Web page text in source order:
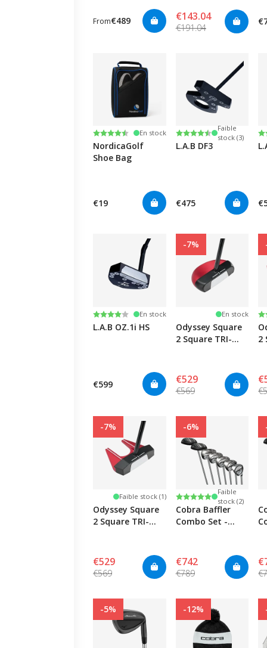
From€489 €143.04
€191.04
Note:
4.3 sur 5 étoiles
En stock
NordicaGolf
Shoe Bag
€19
Note:
4.5 sur 5 étoiles
Faible
stock (3)
L.A.B DF3
€475
Note:
4.0 sur 5 étoiles
En stock
L.A.B OZ.1i HS
€599
-7%
En stock
Odyssey Square
2 Square TRI-
€529
€569
2
-7%
Faible stock (1)
Odyssey Square
2 Square TRI-
€529
€569
-6%
Note:
5.0 sur 5 étoiles
Faible
stock (2)
Cobra Baffler
Combo Set -
€742
€789
-5% -12%